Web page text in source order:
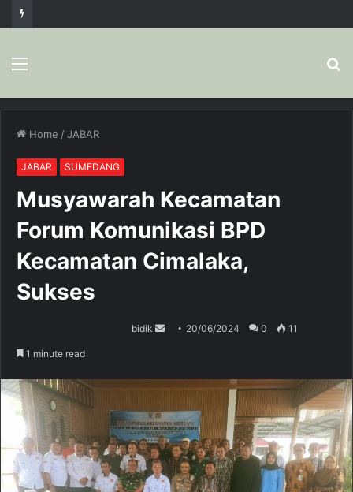
Home /JABAR
JABAR SUMEDANG
Musyawarah Kecamatan
Forum Komunikasi BPD
Kecamatan Cimalaka,
Sukses
bidik
n
e
m
a
20/06/2024 0 11
1 minute read